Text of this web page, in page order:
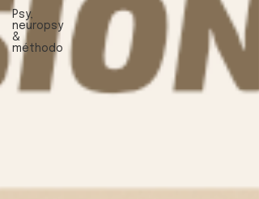
Psy,
neuropsy
&
méthodo